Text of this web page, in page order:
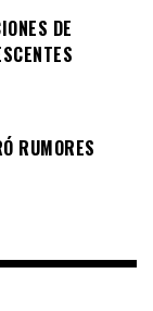
DE
RUMORES